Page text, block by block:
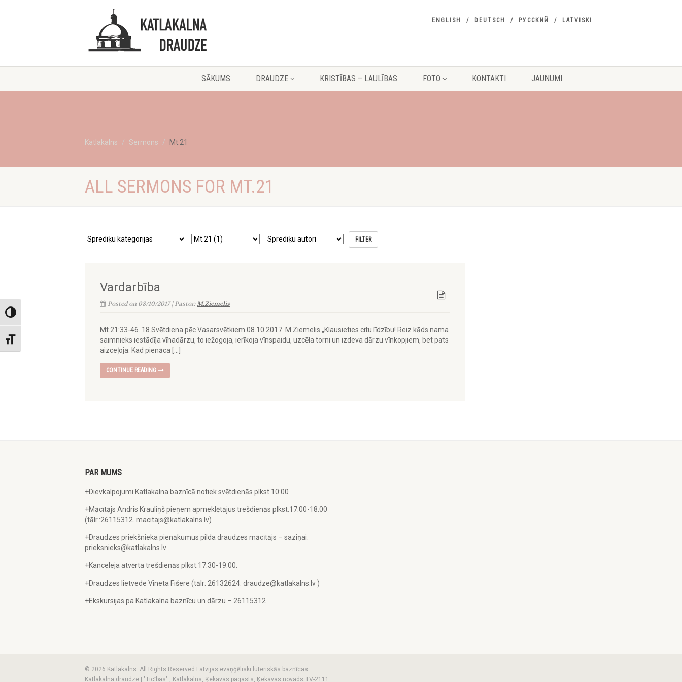
Toggle High Contrast
Toggle Font size
ENGLISH DEUTSCH РУССКИЙ LATVISKI
SĀKUMS DRAUDZE KRISTĪBAS – LAULĪBAS FOTO KONTAKTI JAUNUMI
Katlakalns Sermons Mt.21
ALL SERMONS FOR MT.21
Vardarbība
Posted on 08/10/2017 | Pastor:M.Ziemelis
Mt.21:33-46. 18.Svētdiena pēc Vasarsvētkiem 08.10.2017. M.Ziemelis „Klausieties citu līdzību! Reiz kāds nama
saimnieks iestādīja vīnadārzu, to iežogoja, ierīkoja vīnspaidu, uzcēla torni un izdeva dārzu vīnkopjiem, bet pats
aizceļoja. Kad pienāca […]
CONTINUE READING
PAR MUMS
+Dievkalpojumi Katlakalna baznīcā notiek svētdienās plkst.10:00
+Mācītājs Andris Krauliņš pieņem apmeklētājus trešdienās plkst.17.00-18.00
(tālr.:26115312. macitajs@katlakalns.lv)
+Draudzes priekšnieka pienākumus pilda draudzes mācītājs – saziņai:
prieksnieks@katlakalns.lv
+Kanceleja atvērta trešdienās plkst.17.30-19.00.
+Draudzes lietvede Vineta Fišere (tālr: 26132624. draudze@katlakalns.lv )
+Ekskursijas pa Katlakalna baznīcu un dārzu – 26115312
© 2026 Katlakalns. All Rights Reserved Latvijas evaņģēliski luteriskās baznīcas
Katlakalna draudze | "Ticības" , Katlakalns, Ķekavas pagasts, Ķekavas novads. LV-2111